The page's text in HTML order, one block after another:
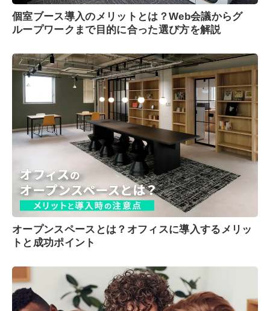
個室ブース導入のメリットとは？Web会議からグ
ループワークまで目的に合った選び方を解説
オープンスペースとは？オフィスに導入するメリッ
トと成功ポイント